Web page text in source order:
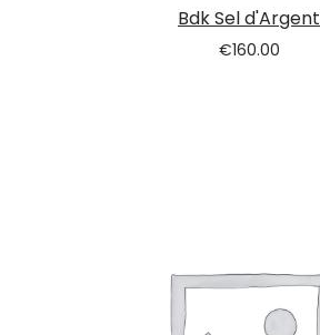
Bdk Sel d'Argent
€160.00